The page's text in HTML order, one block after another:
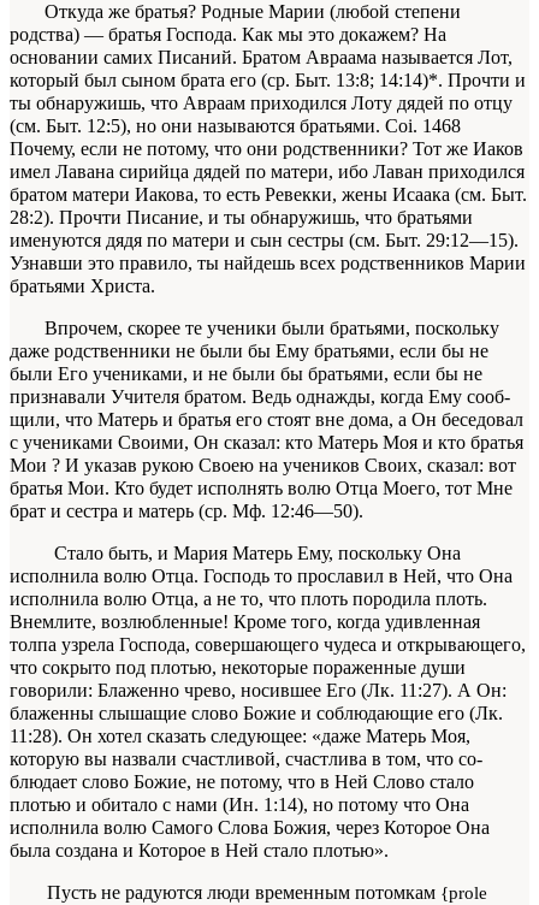
Откуда же братья? Родные Марии (любой степени
родства) — братья Господа. Как мы это докажем? На
основании самих Писаний. Бра­том Авраама называется Лот,
который был сы­ном брата его (ср. Быт. 13:8; 14:14)*. Прочти и
ты обнаружишь, что Авраам приходился Лоту дядей по отцу
(см. Быт. 12:5), но они называются бра­тьями. Coi. 1468
Почему, если не потому, что они родственники? Тот же Иаков
имел Лавана сирийца дядей по матери, ибо Лаван приходил­ся
братом матери Иакова, то есть Ревекки, жены Исаака (см. Быт.
28:2). Прочти Писание, и ты об­наружишь, что братьями
именуются дядя по мате­ри и сын сестры (см. Быт. 29:12—15).
Узнавши это правило, ты найдешь всех родственников Марии
братьями Христа.
Впрочем, скорее те ученики были бра­тьями, поскольку
даже родственники не были бы Ему братьями, если бы не
были Его учениками, и не были бы братьями, если бы не
признавали Учителя братом. Ведь однажды, когда Ему сооб­
щили, что Матерь и братья его стоят вне дома, а Он беседовал
с учениками Своими, Он сказал: кто Матерь Моя и кто братья
Мои ? И указав рукою Своею на учеников Своих, сказал: вот
братья Мои. Кто будет исполнять волю Отца Моего, тот Мне
брат и сестра и матерь (ср. Мф. 12:46—50).
Стало быть, и Мария Матерь Ему, по­скольку Она
исполнила волю Отца. Господь то прославил в Ней, что Она
исполнила волю Отца, а не то, что плоть породила плоть.
Внемлите, воз­любленные! Кроме того, когда удивленная
толпа узрела Господа, совершающего чудеса и открыва­ющего,
что сокрыто под плотью, некоторые пора­женные души
говорили: Блаженно чрево, носившее Его (Лк. 11:27). А Он:
блаженны слышащие сло­во Божие и соблюдающие его (Лк.
11:28). Он хотел сказать следующее: «даже Матерь Моя,
которую вы назвали счастливой, счастлива в том, что со­
блюдает слово Божие, не потому, что в Ней Слово стало
плотью и обитало с нами (Ин. 1:14), но по­тому что Она
исполнила волю Самого Слова Бо­жия, через Которое Она
была создана и Которое в Ней стало плотью».
Пусть не радуются люди временным по­томкам {prole